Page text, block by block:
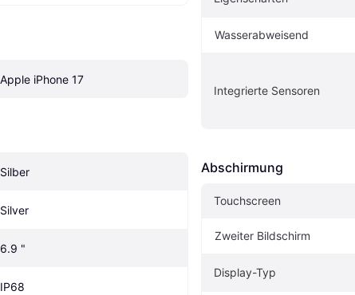
Apple iPhone 17
Silber
Silver
6.9 "
IP68
Wasserabweisend
Integrierte Sensoren
Abschirmung
Touchscreen
Zweiter Bildschirm
Display-Typ